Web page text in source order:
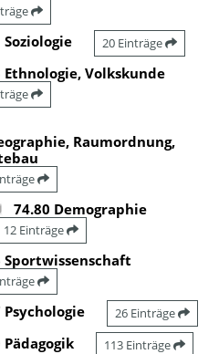
Soziologie 20 Einträge
Ethnologie, Volkskunde
Raumordnung,
74.80 Demographie
12 Einträge
Sportwissenschaft
Psychologie 26 Einträge
Pädagogik 113 Einträge